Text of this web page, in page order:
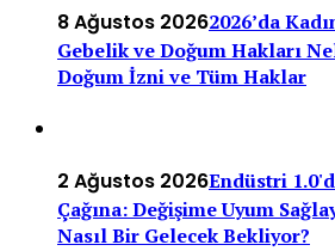
8 Ağustos 20262026’da
Gebelik ve Doğum Hakları
Doğum İzni ve Tüm Haklar
2 Ağustos 2026Endüstri
Çağına: Değişime Uyum
Nasıl Bir Gelecek Bekliyor?